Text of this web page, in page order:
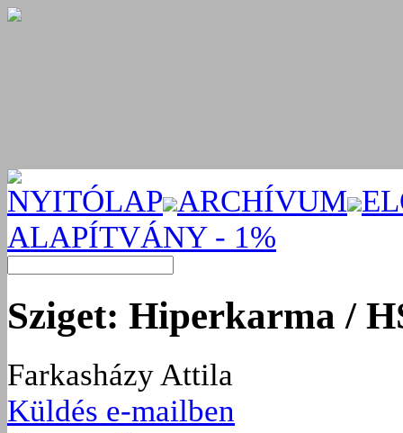
NYITÓLAP ARCHÍVUM
ALAPÍTVÁNY - 1%
Sziget: Hiperkarma /
Farkasházy Attila
Küldés e-mailben